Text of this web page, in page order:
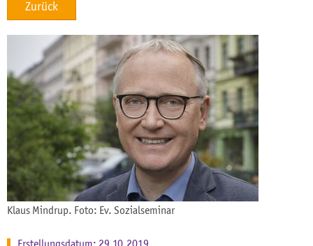
Zurück
Klaus Mindrup. Foto: Ev. Sozialseminar